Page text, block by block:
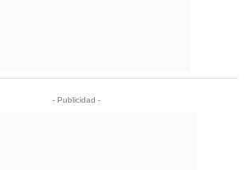
- Publicidad -